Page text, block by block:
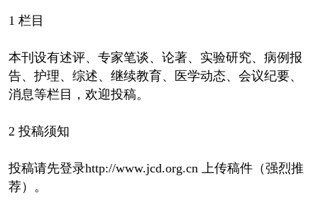
1 栏目
本刊设有述评、专家笔谈、论著、实验研究、病例报
告、护理、综述、继续教育、医学动态、会议纪要、
消息等栏目，欢迎投稿。
2 投稿须知
投稿请先登录http://www.jcd.org.cn 上传稿件（强烈推
荐）。